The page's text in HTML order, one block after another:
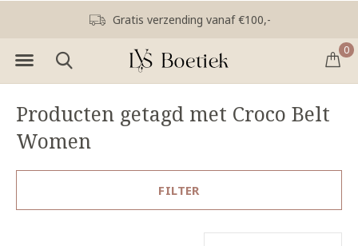
0
Gratis verzending vanaf €100,-
Producten getagd met Croco Belt
Women
FILTER